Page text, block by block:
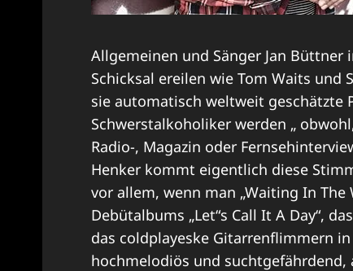
Allgemeinen und Sänger Jan Büttner
Schicksal ereilen wie Tom Waits und
sie automatisch weltweit geschätzte
Schwerstalkoholiker werden „
Radio-, Magazin oder
Henker kommt eigentlich diese
vor allem, wenn man „Waiting In The
Debütalbums „Let“s Call It A
das coldplayeske Gitarrenflimmern
hochmelodiös und